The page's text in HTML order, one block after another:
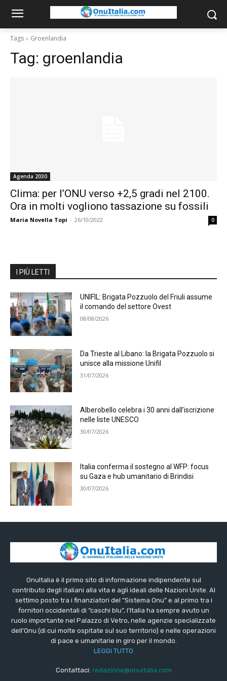
Tags Groenlandia
Tag: groenlandia
Agenda 2030
Clima: per l’ONU verso +2,5 gradi nel 2100.
Ora in molti vogliono tassazione su fossili
Maria Novella Topi - 26/10/2022 0
I PIÙ LETTI
UNIFIL: Brigata Pozzuolo del Friuli assume
il comando del settore Ovest
08/08/2026
Da Trieste al Libano: la Brigata Pozzuolo si
unisce alla missione Unifil
31/07/2026
Alberobello celebra i 30 anni dall’iscrizione
nelle liste UNESCO
30/07/2026
Italia conferma il sostegno al WFP: focus
su Gaza e hub umanitario di Brindisi
30/07/2026
OnuItalia è il primo sito di informazione indipendente sul
contributo degli italiani alla vita e agli ideali delle Nazioni Unite. Al
settimo posto tra i finanziatori del “Sistema Onu” e al primo tra i
fornitori occidentali di “caschi blu”, l’Italia ha sempre avuto un
ruolo importante nel Palazzo di Vetro, nelle agenzie specializzate
dell’Onu (di cui molte ospitate sul suo territorio) e nelle operazioni
di pace e umanitarie in giro per il mondo.
LEGGI TUTTO
Contattaci: redazione@onuitalia.com